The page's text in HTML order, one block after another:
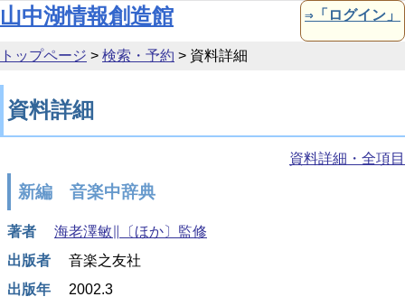
本文へ移動
山中湖情報創造館 ⇒「ログイン」
トップページ > 検索・予約 > 資料詳細
資料詳細
資料詳細・全項目
新編 音楽中辞典
著者
海老澤敏∥〔ほか〕監修
出版者
音楽之友社
出版年
2002.3